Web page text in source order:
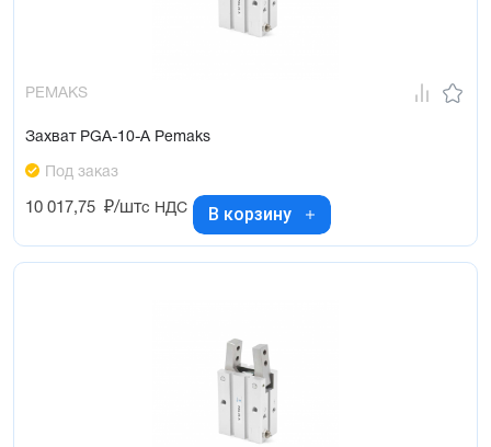
PEMAKS
Захват PGA-10-A Pemaks
Под заказ
10 017,75 ₽/штс НДС В корзину